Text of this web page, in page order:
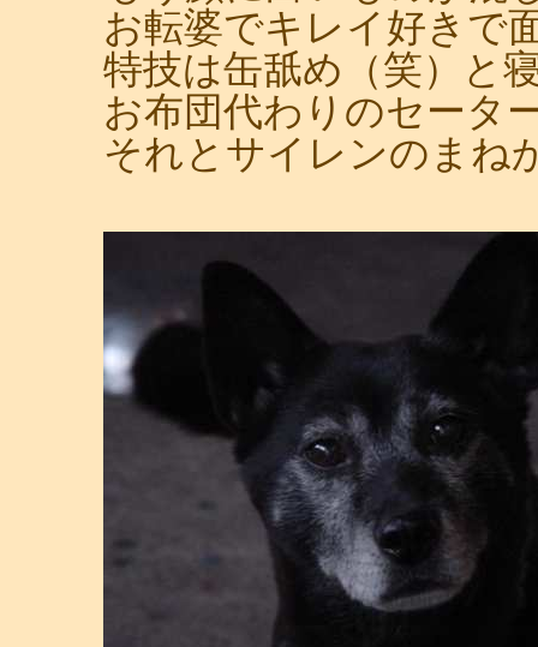
お転婆でキレイ好きで
特技は缶舐め（笑）と
お布団代わりのセータ
それとサイレンのまね